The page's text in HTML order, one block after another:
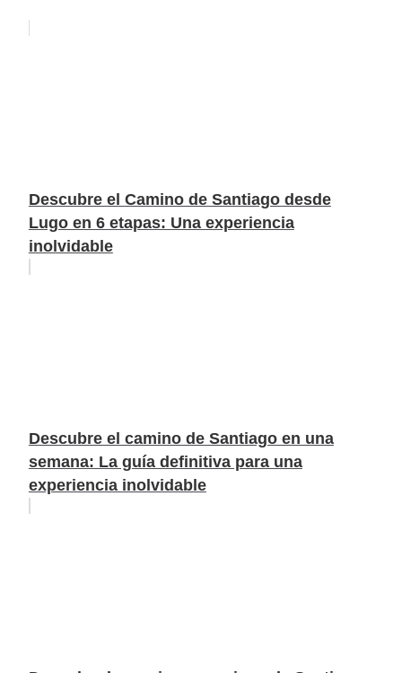
Descubre el Camino de Santiago desde
Lugo en 6 etapas: Una experiencia
inolvidable
Descubre el camino de Santiago en una
semana: La guía definitiva para una
experiencia inolvidable